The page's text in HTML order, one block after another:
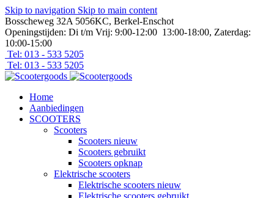
Skip to navigation Skip to main content
Bosscheweg 32A 5056KC, Berkel-Enschot
Openingstijden: Di t/m Vrij: 9:00-12:00 13:00-18:00, Zaterdag:
10:00-15:00
Tel: 013 - 533 5205
Tel: 013 - 533 5205
Home
Aanbiedingen
SCOOTERS
Scooters
Scooters nieuw
Scooters gebruikt
Scooters opknap
Elektrische scooters
Elektrische scooters nieuw
Elektrische scooters gebruikt